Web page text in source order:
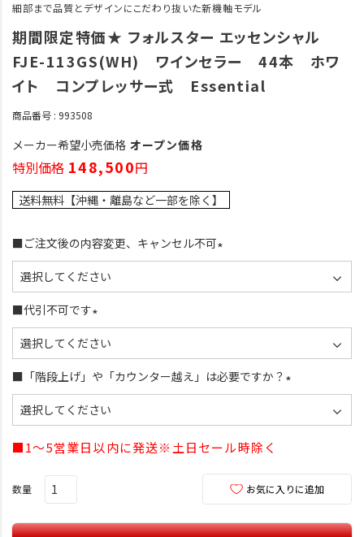
細部まで品質とデザインにこだわり抜いた新機軸モデル
期間限定特価★ フォルスター エッセンシャル
FJE-113GS(WH) ワインセラー 44本 ホワ
イト コンプレッサー式 Essential
商品番号 993508
メーカー希望小売価格 オープン価格
特別価格 148,500
送料無料【沖縄・離島など一部を除く】
■ご注文後の内容変更、キャンセル不可
)
■代引不可です
(
必
須
)
■「階段上げ」や「カウンター越え」は必要ですか？
■1～5営業日以内に発送※土日セール時除く
お気に入りに追加